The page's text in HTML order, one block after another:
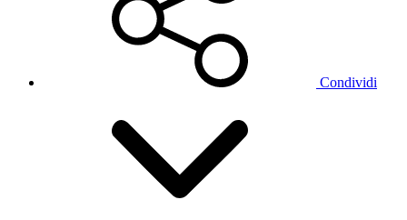
Condividi